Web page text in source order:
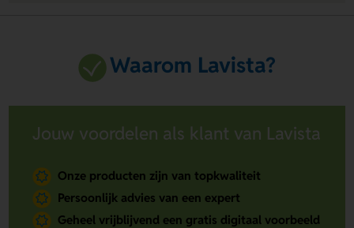
Waarom Lavista?
Jouw voordelen als klant van Lavista
Onze producten zijn van topkwaliteit
Persoonlijk advies van een expert
Geheel vrijblijvend een gratis digitaal voorbeeld